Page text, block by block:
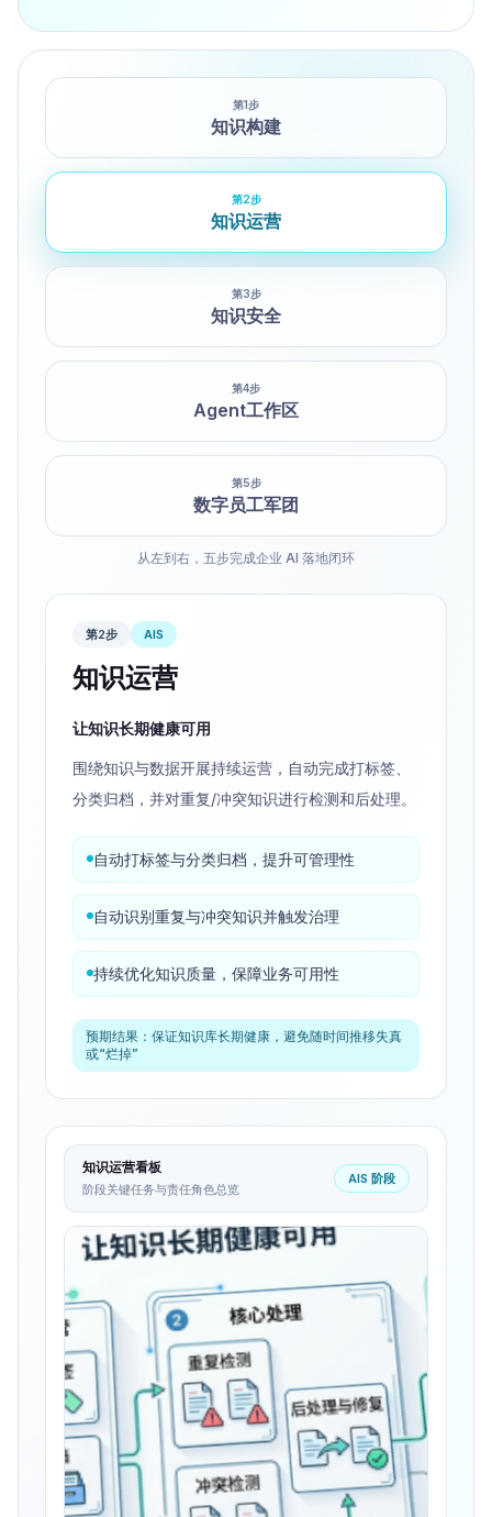
第1步
知识构建
第2步
知识运营
第3步
知识安全
第4步
Agent工作区
第5步
数字员工军团
从左到右，五步完成企业 AI 落地闭环
第3步 AIS
知识安全
在安全底线内释放知识价值
实现知识库级、文档级、应用级、检索级四层权限
控制，并支持分级检索审批与责任人审批机制，避
不可见知识不可检索，防止越权召回
分级安全检索与责任人审批可按需开启
知识安全看板
AIS 阶段